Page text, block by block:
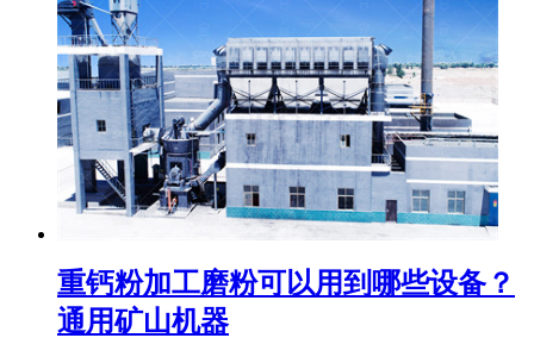
重钙粉加工磨粉可以用到哪些设备？
通用矿山机器